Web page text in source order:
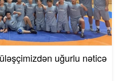
uğurlu nəticə